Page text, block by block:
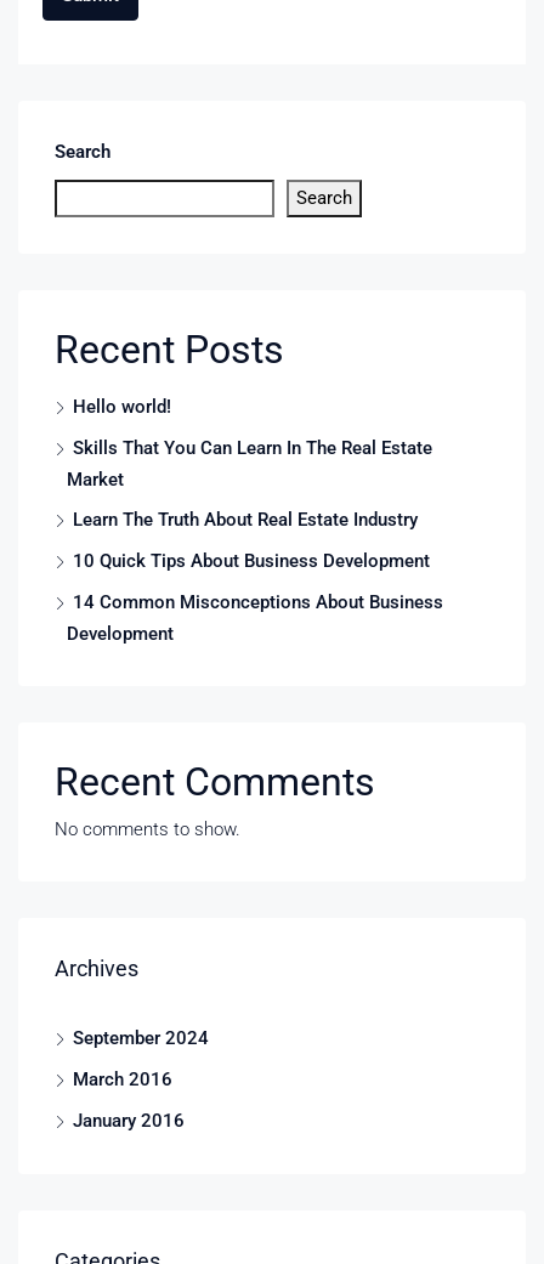
Search
Search
Recent Posts
Hello world!
Skills That You Can Learn In The Real Estate
Market
Learn The Truth About Real Estate Industry
10 Quick Tips About Business Development
14 Common Misconceptions About Business
Development
Recent Comments
No comments to show.
Archives
September 2024
March 2016
January 2016